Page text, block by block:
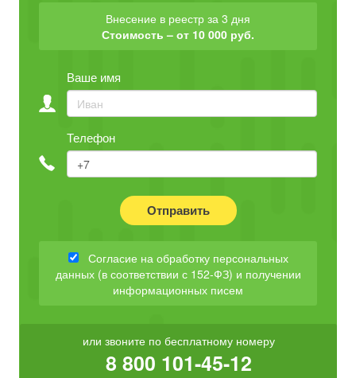
Внесение в реестр за 3 дня
Стоимость – от 10 000 руб.
Ваше имя
Телефон
Отправить
Согласие на обработку персональных
данных (в соответствии с 152-ФЗ) и получении
информационных писем
или звоните по бесплатному номеру
8 800 101-45-12